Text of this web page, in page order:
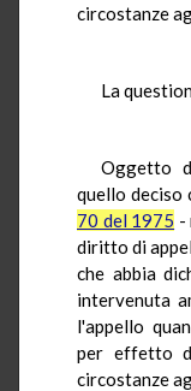
circostanze
La
Oggetto
quello deciso
70 del 1975 -
diritto di
che abbia
intervenuta
l'appello
per effetto
circostanze